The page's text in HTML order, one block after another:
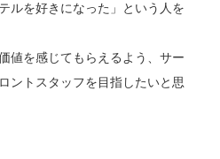
ルを好きになった」という人を
値を感じてもらえるよう、サー
ントスタッフを目指したいと思